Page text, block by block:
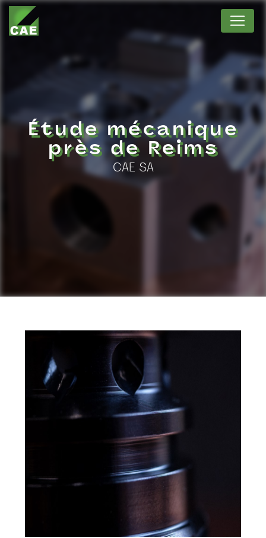
Étude mécanique
près de Reims
CAE SA
Panneau de gestion des cookies